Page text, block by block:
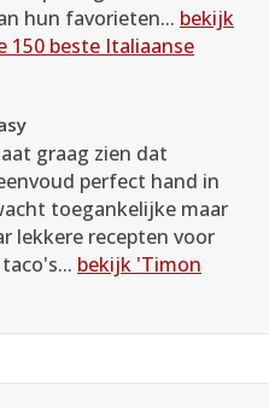
hun favorieten... bekijk
150 beste Italiaanse
graag zien dat
perfect hand in
toegankelijke maar
lekkere recepten voor
bekijk 'Timon